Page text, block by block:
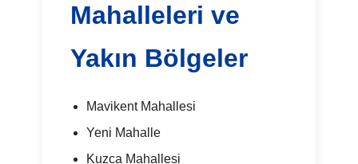
Mahalleleri ve
Yakın Bölgeler
Mavikent Mahallesi
Yeni Mahalle
Kuzca Mahallesi